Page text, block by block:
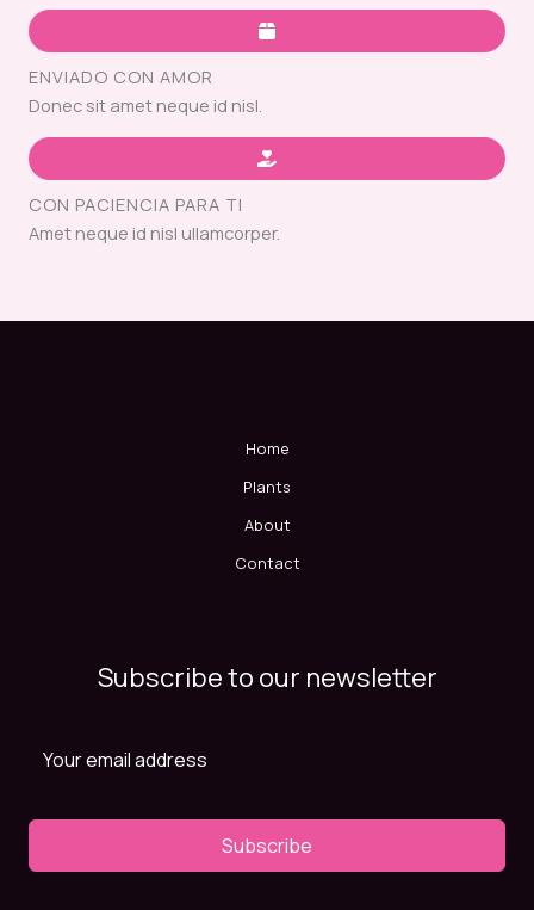
ENVIADO CON AMOR
Donec sit amet neque id nisl.
CON PACIENCIA PARA TI
Amet neque id nisl ullamcorper.
Home
Plants
About
Contact
Subscribe to our newsletter
Subscribe